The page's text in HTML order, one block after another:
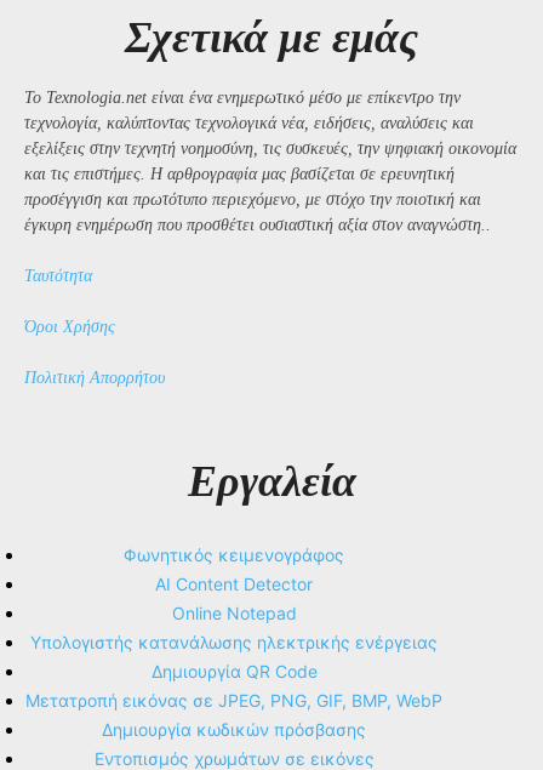
Σχετικά με εμάς
Το Texnologia.net είναι ένα ενημερωτικό μέσο με επίκεντρο την
τεχνολογία, καλύπτοντας τεχνολογικά νέα, ειδήσεις, αναλύσεις και
εξελίξεις στην τεχνητή νοημοσύνη, τις συσκευές, την ψηφιακή οικονομία
και τις επιστήμες. Η αρθρογραφία μας βασίζεται σε ερευνητική
προσέγγιση και πρωτότυπο περιεχόμενο, με στόχο την ποιοτική και
έγκυρη ενημέρωση που προσθέτει ουσιαστική αξία στον αναγνώστη..
Ταυτότητα
Όροι Χρήσης
Πολιτική Απορρήτου
Εργαλεία
Φωνητικός κειμενογράφος
AI Content Detector
Online Notepad
Υπολογιστής κατανάλωσης ηλεκτρικής ενέργειας
Δημιουργία QR Code
Μετατροπή εικόνας σε JPEG, PNG, GIF, BMP, WebP
Δημιουργία κωδικών πρόσβασης
Εντοπισμός χρωμάτων σε εικόνες